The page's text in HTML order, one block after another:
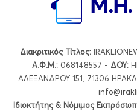
Διακριτικός Τίτλος:
Α.Φ.Μ.: 068148557 - ΔΟΥ:
ΑΛΕΞΑΝΔΡΟΥ 151, 71306
Ιδιοκτήτης & Νόμιμος